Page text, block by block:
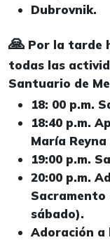
Dubrovnik.
🙏 Por la tarde
todas las
Santuario de
18: 00 p.m.
18:40 p.m.
María Reyna
19:00 p.m.
20:00 p.m.
sábado).
Adoración a